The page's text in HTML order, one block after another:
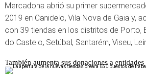
Mercadona abrió su primer
2019 en Canidelo, Vila Nova de Gaia y,
con 39 tiendas en los distritos de Porto,
do Castelo, Setúbal, Santarém, Viseu,
También aumenta sus donaciones a entidades